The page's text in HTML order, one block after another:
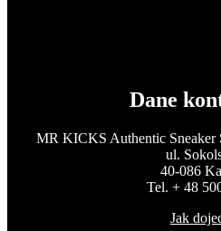
Dane
MR KICKS Authentic
ul.
40-086
Tel. + 48
Jak